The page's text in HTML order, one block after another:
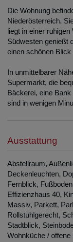
Die Wohnung
Niederösterreich.
liegt in einer
Südwesten genießt
einen schönen Blick
In unmittelbarer
Supermarkt, die
Bäckerei, eine
sind in wenigen
Ausstattung
Abstellraum
Deckenleuchten
Fernblick
Effizienzhaus 40
Massiv Parkett
Rollstuhlgerecht
Stadtblick
Wohnküche / offene